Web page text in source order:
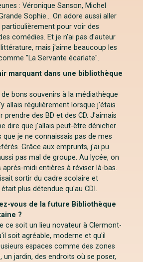
: Véronique Sanson, Michel
Sophie... On adore aussi aller
particulièrement pour voir des
comédies. Et je n'ai pas d'auteur
mais j'aime beaucoup les
"La Servante écarlate".
marquant dans une bibliothèque
de bons souvenirs à la médiathèque
allais régulièrement lorsque j'étais
prendre des BD et des CD. J'aimais
dire que j'allais peut-être dénicher
que je ne connaissais pas de mes
Grâce aux emprunts, j'ai pu
pas mal de groupe. Au lycée, on
après-midi entières à réviser là-bas.
sortir du cadre scolaire et
plus détendue qu'au CDI.
vous de la future Bibliothèque
?
ce soit un lieu novateur à Clermont-
soit agréable, moderne et qu'il
espaces comme des zones
un jardin, des endroits où se poser,